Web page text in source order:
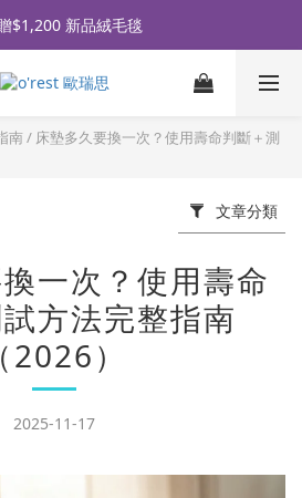
運｜會員買即贈〈 購物金 〉
$1,200 新品絨毛毯
免運｜會員買即贈〈 購物金 〉
南/ 床墊多久要換一次？使用壽命判斷＋測
文章分類
一次？使用壽命
方法完整指南
（2026）
2025-11-17